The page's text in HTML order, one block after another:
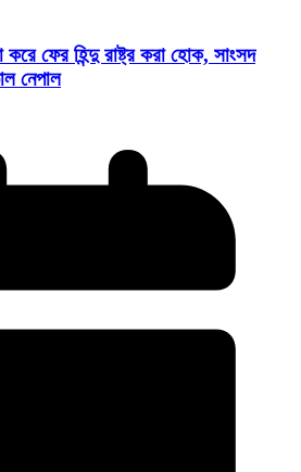
ফের হিন্দু রাষ্ট্র করা হোক, সাংসদ
নেপাল